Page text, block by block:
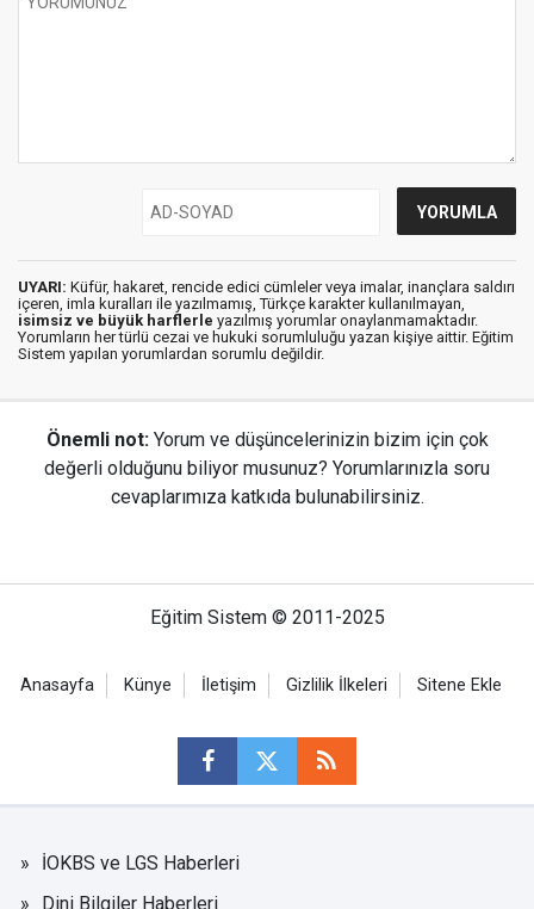
UYARI: Küfür, hakaret, rencide edici cümleler veya imalar, inançlara saldırı
içeren, imla kuralları ile yazılmamış, Türkçe karakter kullanılmayan,
isimsiz ve büyük harflerle yazılmış yorumlar onaylanmamaktadır.
Yorumların her türlü cezai ve hukuki sorumluluğu yazan kişiye aittir. Eğitim
Sistem yapılan yorumlardan sorumlu değildir.
Önemli not: Yorum ve düşüncelerinizin bizim için çok
değerli olduğunu biliyor musunuz? Yorumlarınızla soru
cevaplarımıza katkıda bulunabilirsiniz.
Eğitim Sistem © 2011-2025
Anasayfa Künye İletişim Gizlilik İlkeleri Sitene Ekle
İOKBS ve LGS Haberleri
Dini Bilgiler Haberleri